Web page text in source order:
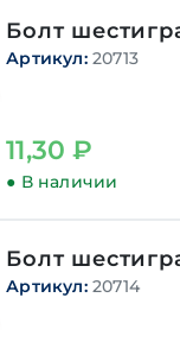
Болт
Артикул:20713
11,30₽
● В наличии
Болт
Артикул:20714